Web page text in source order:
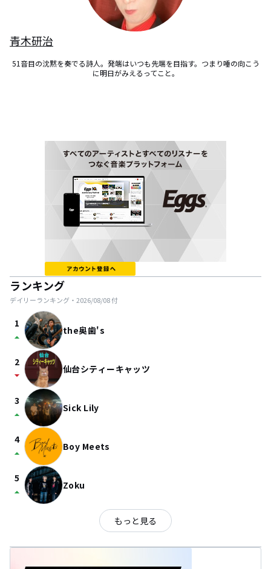
青木研治
51音目の沈黙を奏でる詩人。発端はいつも先端を目指す。つまり唾の向こう
に明日がみえるってこと。
ランキング
デイリーランキング・ 2026/08/08付
1
arrow_drop_up the奥歯's
2
arrow_drop_down 仙台シティーキャッツ
3
arrow_drop_up Sick Lily
4
arrow_drop_up Boy Meets
5
arrow_drop_up Zoku
もっと見る